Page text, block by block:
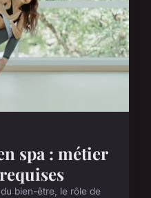
spa : métier
bien-être, le rôle de